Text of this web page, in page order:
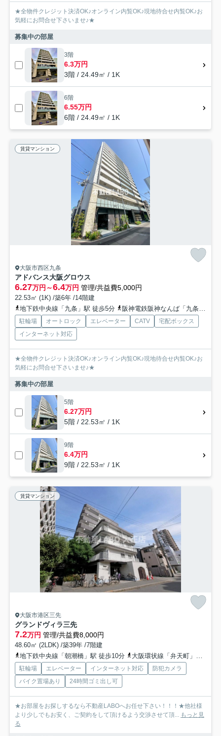
★全物件クレジット決済OK♪オンライン内覧OK♪現地待合せ内覧OK♪お
気軽にお問合せ下さいませ♪★
募集中の部屋
3階
6.3万円
3階 / 24.49㎡ / 1K
6階
6.55万円
6階 / 24.49㎡ / 1K
賃貸マンション
大阪市西区九条
アドバンス大阪グロウス
6.27万円～6.4万円 管理/共益費5,000円
22.53㎡ (1K) /築6年 /14階建
地下鉄中央線「九条」駅 徒歩5分
阪神電鉄阪神なんば「九条」駅 徒歩5分
駐輪場 オートロック エレベーター CATV
宅配ボックス
インターネット対応
★全物件クレジット決済OK♪オンライン内覧OK♪現地待合せ内覧OK♪お
気軽にお問合せ下さいませ♪★
募集中の部屋
5階
6.27万円
5階 / 22.53㎡ / 1K
9階
6.4万円
9階 / 22.53㎡ / 1K
賃貸マンション
大阪市港区三先
グランドヴィラ三先
7.2万円 管理/共益費8,000円
48.60㎡ (2LDK) /築39年 /7階建
地下鉄中央線「朝潮橋」駅 徒歩10分
大阪環状線「弁天町」駅 徒歩21分
駐輪場 エレベーター インターネット対応
防犯カメラ
バイク置場あり
24時間ゴミ出し可
★お部屋をお探しするなら不動産LABOへお任せ下さい！！！★他社様
より少しでもお安く、ご契約をして頂けるよう交渉させて頂... もっと見
る